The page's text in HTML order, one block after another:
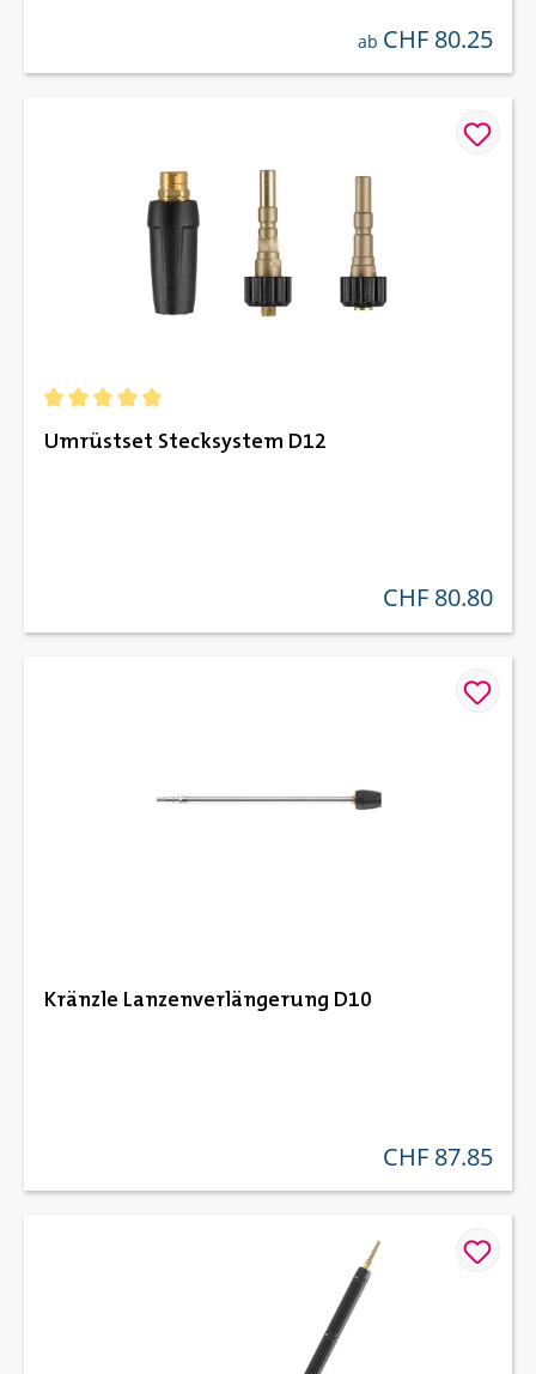
regulärer preis:
ab CHF 80.25
Umrüstset Stecksystem D12
regulärer preis:
CHF 80.80
Kränzle Lanzenverlängerung D10
regulärer preis:
CHF 87.85